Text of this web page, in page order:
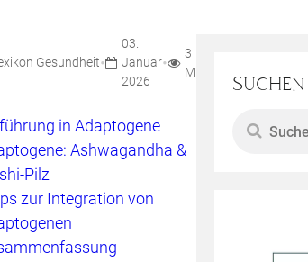
Gesundheit•
03.
Januar
2026
•
3
Minuten
in Adaptogene
Ashwagandha &
Pilz
zur Integration von
Suchen